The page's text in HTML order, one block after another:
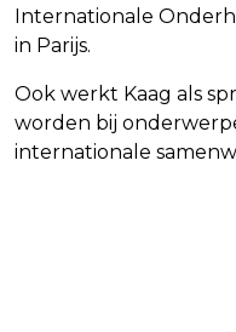
Internationale
in Parijs.
Ook werkt Kaag als
worden bij
internationale